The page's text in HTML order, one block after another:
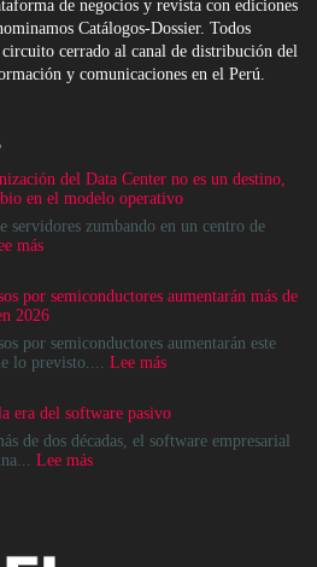
de negocios y revista con ediciones
Catálogos-Dossier. Todos
cerrado al canal de distribución del
y comunicaciones en el Perú.
del Data Center no es un destino,
en el modelo operativo
servidores zumbando en un centro de
más:
del
Data
Center
no
destino,
es
un
operativo
por semiconductores aumentarán más de
2026
por semiconductores aumentarán este
lo previsto.... Lee más:
por
semiconductores
era del software pasivo
de dos décadas, el software empresarial
Lee más: